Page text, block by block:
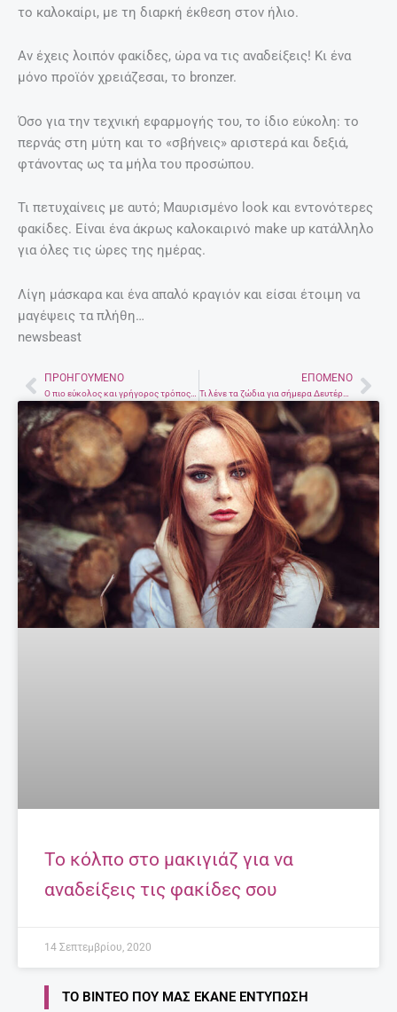
το καλοκαίρι, με τη διαρκή έκθεση στον ήλιο.
Αν έχεις λοιπόν φακίδες, ώρα να τις αναδείξεις! Κι ένα
μόνο προϊόν χρειάζεσαι, το bronzer.
Όσο για την τεχνική εφαρμογής του, το ίδιο εύκολη: το
περνάς στη μύτη και το «σβήνεις» αριστερά και δεξιά,
φτάνοντας ως τα μήλα του προσώπου.
Τι πετυχαίνεις με αυτό; Μαυρισμένο look και εντονότερες
φακίδες. Είναι ένα άκρως καλοκαιρινό make up κατάλληλο
για όλες τις ώρες της ημέρας.
Λίγη μάσκαρα και ένα απαλό κραγιόν και είσαι έτοιμη να
μαγέψεις τα πλήθη…
newsbeast
PrevΠΡΟΗΓΟΎΜΕΝΟ
Ο πιο εύκολος και γρήγορος τρόπος να ξεπαγώσεις κρέας και κιμά
ΕΠΌΜΕΝΟ
Τι λένε τα ζώδια για σήμερα Δευτέρα 14 Σεπτεμβρίου
Το κόλπο στο μακιγιάζ για να
αναδείξεις τις φακίδες σου
14 Σεπτεμβρίου, 2020
ΤΟ ΒΊΝΤΕΟ ΠΟΥ ΜΑΣ ΈΚΑΝΕ ΕΝΤΎΠΩΣΗ